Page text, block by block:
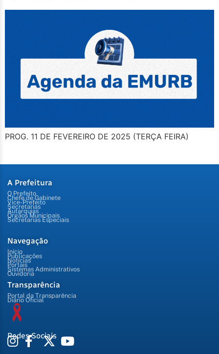
PROG. 11 DE FEVEREIRO DE 2025 (TERÇA FEIRA)
A Prefeitura
O Prefeito
Chefe de Gabinete
Vice-Prefeito
Secretarias
Autarquias
Órgãos Municipais
Secretarias Especiais
Navegação
Início
Publicações
Notícias
Portais
Sistemas Administrativos
Ouvidoria
Transparência
Portal da Transparência
Diário Oficial
Redes Sociais